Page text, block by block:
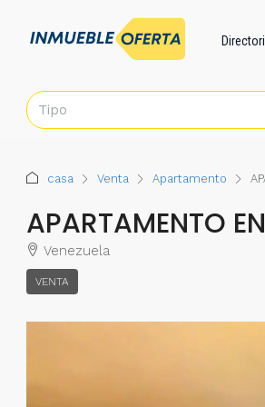
Tipo
casa Venta Apartamento
APARTAMENTO
Venezuela
VENTA